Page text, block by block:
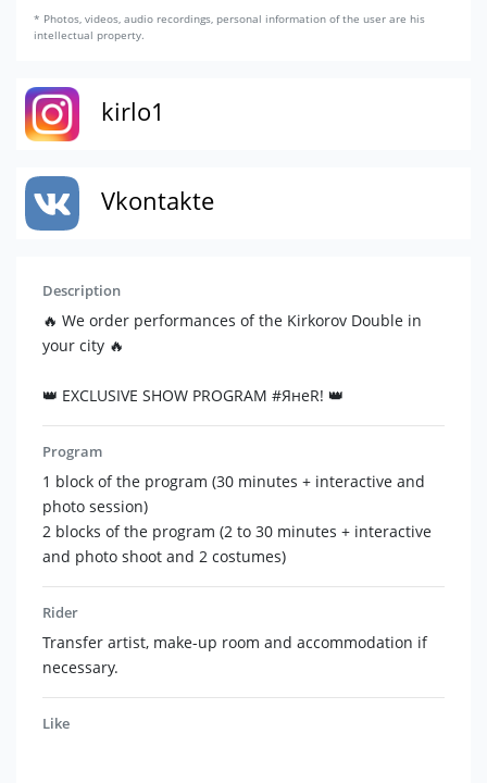
* Photos, videos, audio recordings, personal information of the user are his
intellectual property.
kirlo1
Vkontakte
Description
🔥 We order performances of the Kirkorov Double in
your city 🔥
👑 EXCLUSIVE SHOW PROGRAM #ЯнеR! 👑
Program
1 block of the program (30 minutes + interactive and
photo session)
2 blocks of the program (2 to 30 minutes + interactive
and photo shoot and 2 costumes)
Rider
Transfer artist, make-up room and accommodation if
necessary.
Like